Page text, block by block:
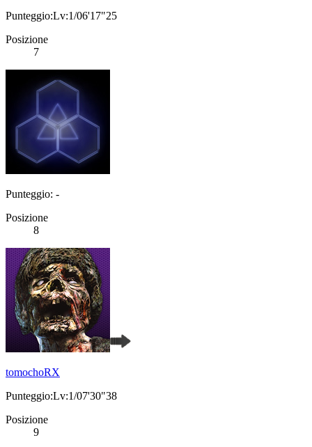
Punteggio:Lv:1/06'17"25
Posizione
7
Punteggio: -
Posizione
8
tomochoRX
Punteggio:Lv:1/07'30"38
Posizione
9